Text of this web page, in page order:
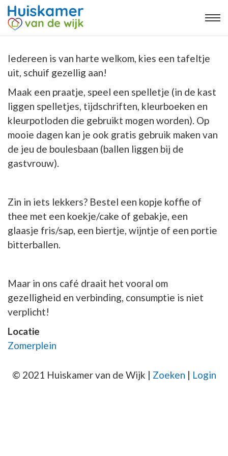
Iedereen is van harte welkom, kies een tafeltje
uit, schuif gezellig aan!
Maak een praatje, speel een spelletje (in de kast
liggen spelletjes, tijdschriften, kleurboeken en
kleurpotloden die gebruikt mogen worden). Op
mooie dagen kan je ook gratis gebruik maken van
de jeu de boulesbaan (ballen liggen bij de
gastvrouw).
Zin in iets lekkers? Bestel een kopje koffie of
thee met een koekje/cake of gebakje, een
glaasje fris/sap, een biertje, wijntje of een portie
bitterballen.
Maar in ons café draait het vooral om
gezelligheid en verbinding, consumptie is niet
verplicht!
Locatie
Zomerplein
© 2021 Huiskamer van de Wijk | Zoeken | Login